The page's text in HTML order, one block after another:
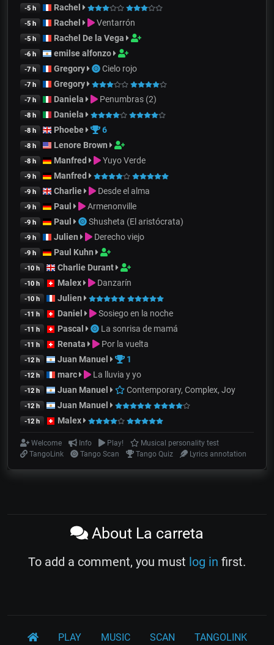
-5 h Rachel
-5 h Rachel Ventarrón
-5 h Rachel De la Vega
-6 h emilse alfonzo
-7 h Gregory Cielo rojo
-7 h Gregory
-7 h Daniela Penumbras (2)
-8 h Daniela
-8 h Phoebe 6
-8 h Lenore Brown
-8 h Manfred Yuyo Verde
-9 h Manfred
-9 h Charlie Desde el alma
-9 h Paul Armenonville
-9 h Paul Shusheta (El aristócrata)
-9 h Julien Derecho viejo
-9 h Paul Kuhn
-10 h Charlie Durant
-10 h Malex Danzarín
-10 h Julien
-11 h Daniel Sosiego en la noche
-11 h Pascal La sonrisa de mamá
-11 h Renata Por la vuelta
-12 h Juan Manuel 1
-12 h marc La lluvia y yo
-12 h Juan Manuel Contemporary, Complex, Joy
-12 h Juan Manuel
-12 h Malex
Welcome Info Play!
Musical personality test
TangoLink
Tango Scan Tango Quiz Lyrics annotation
About La carreta
To add a comment, you must log in first.
PLAY MUSIC SCAN TANGOLINK